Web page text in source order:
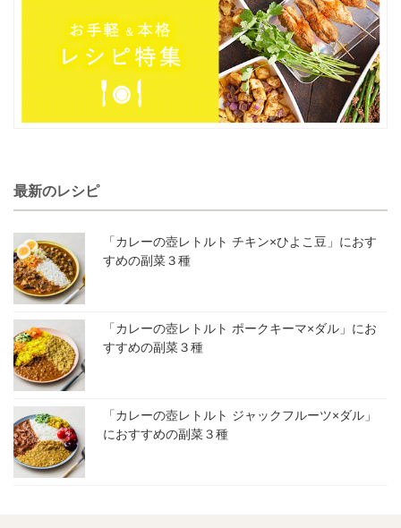
最新のレシピ
「カレーの壺レトルト チキン×ひよこ豆」におす
すめの副菜３種
「カレーの壺レトルト ポークキーマ×ダル」にお
すすめの副菜３種
「カレーの壺レトルト ジャックフルーツ×ダル」
におすすめの副菜３種